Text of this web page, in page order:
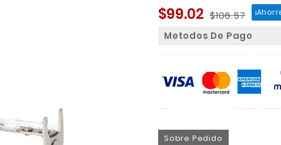
$99.02 $106.57
Metodos De Pago
Sobre Pedido